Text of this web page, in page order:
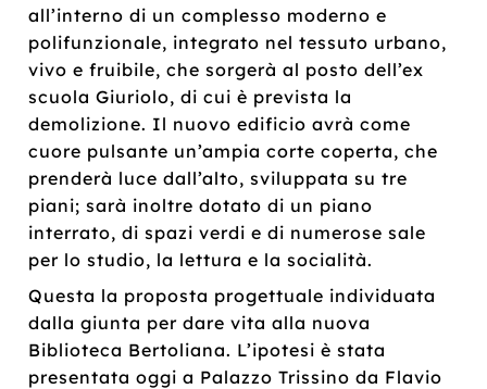
all’interno di un complesso moderno e
polifunzionale, integrato nel tessuto urbano,
vivo e fruibile, che sorgerà al posto dell’ex
scuola Giuriolo, di cui è prevista la
demolizione. Il nuovo edificio avrà come
cuore pulsante un’ampia corte coperta, che
prenderà luce dall’alto, sviluppata su tre
piani; sarà inoltre dotato di un piano
interrato, di spazi verdi e di numerose sale
per lo studio, la lettura e la socialità.
Questa la proposta progettuale individuata
dalla giunta per dare vita alla nuova
Biblioteca Bertoliana. L’ipotesi è stata
presentata oggi a Palazzo Trissino da Flavio